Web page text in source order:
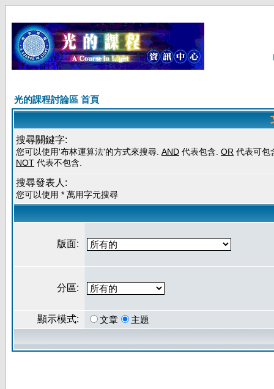
光的課程討論區 首頁
搜尋關鍵字:
您可以使用'布林運算法'的方式來搜尋. AND 代表包含. OR 代表可包
NOT 代表不包含.
搜尋發表人:
您可以使用 * 萬用字元搜尋
版面:
分區:
顯示模式: 文章 主題